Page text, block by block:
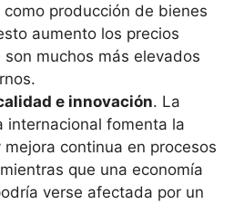
producción de bienes
aumento los precios
son muchos más elevados
e innovación. La
internacional fomenta la
mejora continua en procesos
que una economía
verse afectada por un